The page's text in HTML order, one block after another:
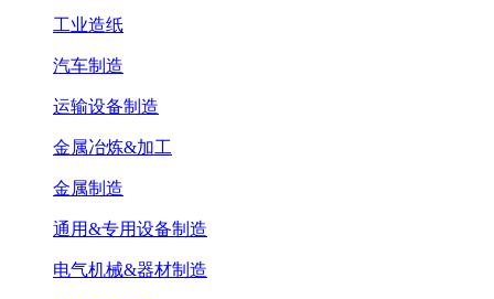
工业造纸
汽车制造
运输设备制造
金属冶炼&加工
金属制造
通用&专用设备制造
电气机械&器材制造